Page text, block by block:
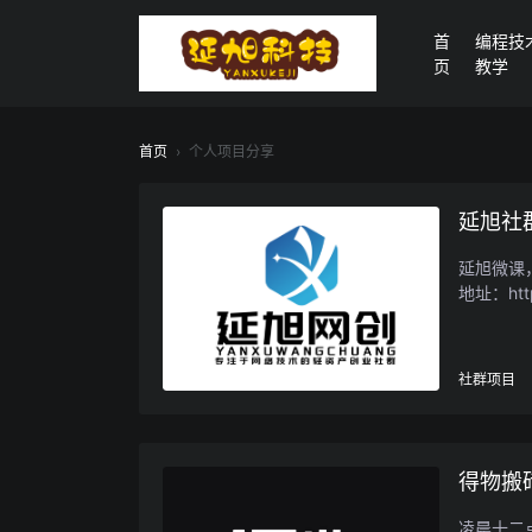
首
页
编程技
教学
首页 › 个人项目分享
延旭社
延旭微课
地址：
社群项目
得物搬